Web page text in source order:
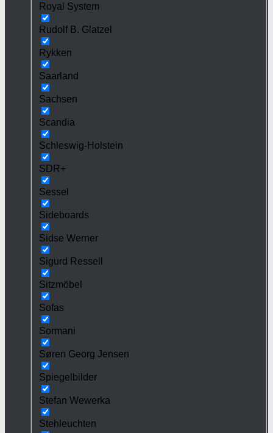
Royal System
Rudolf B. Glatzel
Rykken
Saarland
Sachsen
Scandia
Schleswig-Holstein
SDR+
Sessel
Sideboards
Sidse Werner
Sigurd Ressell
Sitzmöbel
Sofas
Sormani
Søren Georg Jensen
Spiegelbilder
Stefan Wewerka
Stehleuchten